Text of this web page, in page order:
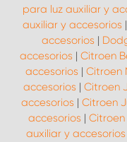
para luz auxiliar y
auxiliar y accesorios |
accesorios |
accesorios | Citroen
accesorios | Citroen
accesorios | Citroen
accesorios | Citroen
accesorios |
auxiliar y accesorios